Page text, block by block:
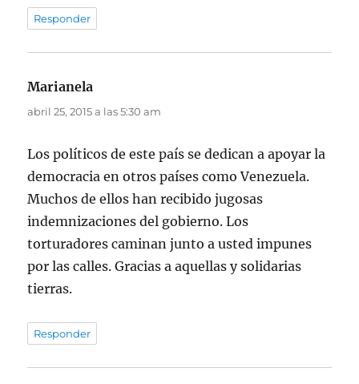
Responder
Marianela
abril 25, 2015 a las 5:30 am
Los políticos de este país se dedican a apoyar la
democracia en otros países como Venezuela.
Muchos de ellos han recibido jugosas
indemnizaciones del gobierno. Los
torturadores caminan junto a usted impunes
por las calles. Gracias a aquellas y solidarias
tierras.
Responder